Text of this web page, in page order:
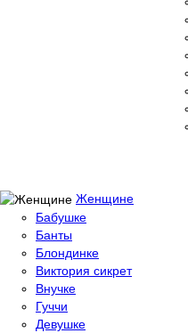
Женщине
Бабушке
Банты
Блондинке
Виктория сикрет
Внучке
Гуччи
Девушке